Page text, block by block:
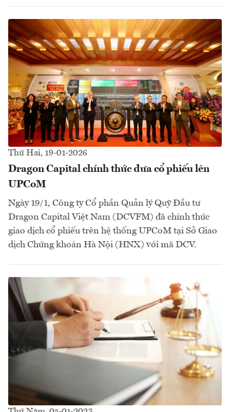
Thứ Hai, 19-01-2026
Dragon Capital chính thức đưa cổ phiếu lên
UPCoM
Ngày 19/1, Công ty Cổ phần Quản lý Quỹ Đầu tư
Dragon Capital Việt Nam (DCVFM) đã chính thức
giao dịch cổ phiếu trên hệ thống UPCoM tại Sở Giao
dịch Chứng khoán Hà Nội (HNX) với mã DCV.